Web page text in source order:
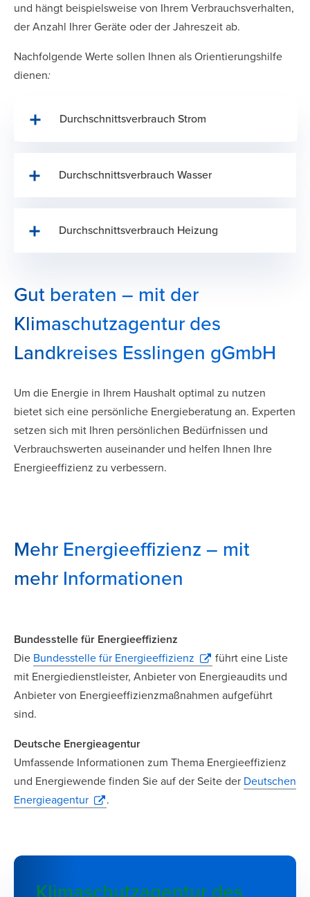
und hängt beispielsweise von Ihrem Verbrauchsverhalten,
der Anzahl Ihrer Geräte oder der Jahreszeit ab.
Nachfolgende Werte sollen Ihnen als Orientierungshilfe
dienen:
Durchschnittsverbrauch Strom
Durchschnittsverbrauch Wasser
Durchschnittsverbrauch Heizung
Gut beraten – mit der
Klimaschutzagentur des
Landkreises Esslingen gGmbH
Um die Energie in Ihrem Haushalt optimal zu nutzen
bietet sich eine persönliche Energieberatung an. Experten
setzen sich mit Ihren persönlichen Bedürfnissen und
Verbrauchswerten auseinander und helfen Ihnen Ihre
Energieeffizienz zu verbessern.
Mehr Energieeffizienz – mit
mehr Informationen
Bundesstelle für Energieeffizienz
Die Bundesstelle für Energieeffizienz
führt eine Liste
mit Energiedienstleister, Anbieter von Energieaudits und
Anbieter von Energieeffizienzmaßnahmen aufgeführt
sind.
Deutsche Energieagentur
Umfassende Informationen zum Thema Energieeffizienz
und Energiewende finden Sie auf der Seite der Deutschen
Energieagentur
.
Klimaschutzagentur des